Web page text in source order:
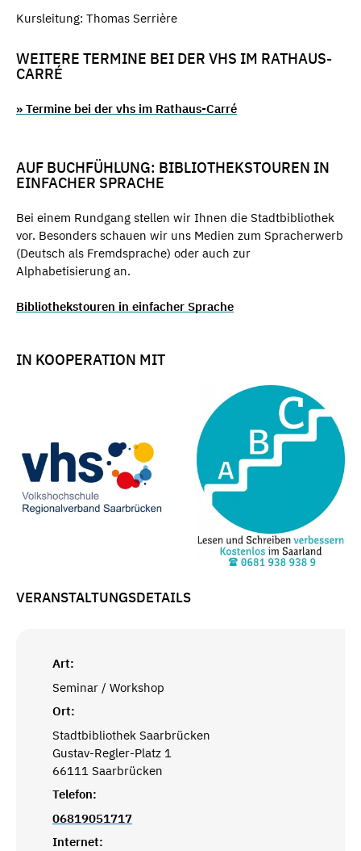
Kursleitung: Thomas Serrière
WEITERE TERMINE BEI DER VHS IM RATHAUS-
CARRÉ
» Termine bei der vhs im Rathaus-Carré
AUF BUCHFÜHLUNG: BIBLIOTHEKSTOUREN IN
EINFACHER SPRACHE
Bei einem Rundgang stellen wir Ihnen die Stadtbibliothek
vor. Besonders schauen wir uns Medien zum Spracherwerb
(Deutsch als Fremdsprache) oder auch zur
Alphabetisierung an.
Bibliothekstouren in einfacher Sprache
IN KOOPERATION MIT
VERANSTALTUNGSDETAILS
Art:
Seminar / Workshop
Ort:
Stadtbibliothek Saarbrücken
Gustav-Regler-Platz 1
66111 Saarbrücken
Telefon:
06819051717
Internet: